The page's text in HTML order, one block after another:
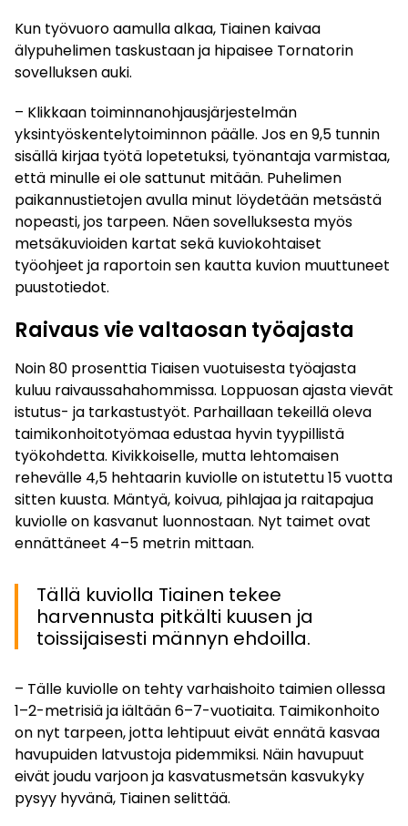
Kun työvuoro aamulla alkaa, Tiainen kaivaa
älypuhelimen taskustaan ja hipaisee Tornatorin
sovelluksen auki.
– Klikkaan toiminnanohjausjärjestelmän
yksintyöskentelytoiminnon päälle. Jos en 9,5 tunnin
sisällä kirjaa työtä lopetetuksi, työnantaja varmistaa,
että minulle ei ole sattunut mitään. Puhelimen
paikannustietojen avulla minut löydetään metsästä
nopeasti, jos tarpeen. Näen sovelluksesta myös
metsäkuvioiden kartat sekä kuviokohtaiset
työohjeet ja raportoin sen kautta kuvion muuttuneet
puustotiedot.
Raivaus vie valtaosan työajasta
Noin 80 prosenttia Tiaisen vuotuisesta työajasta
kuluu raivaussahahommissa. Loppuosan ajasta vievät
istutus- ja tarkastustyöt. Parhaillaan tekeillä oleva
taimikonhoitotyömaa edustaa hyvin tyypillistä
työkohdetta. Kivikkoiselle, mutta lehtomaisen
rehevälle 4,5 hehtaarin kuviolle on istutettu 15 vuotta
sitten kuusta. Mäntyä, koivua, pihlajaa ja raitapajua
kuviolle on kasvanut luonnostaan. Nyt taimet ovat
ennättäneet 4–5 metrin mittaan.
Tällä kuviolla Tiainen tekee
harvennusta pitkälti kuusen ja
toissijaisesti männyn ehdoilla.
– Tälle kuviolle on tehty varhaishoito taimien ollessa
1–2-metrisiä ja iältään 6–7-vuotiaita. Taimikonhoito
on nyt tarpeen, jotta lehtipuut eivät ennätä kasvaa
havupuiden latvustoja pidemmiksi. Näin havupuut
eivät joudu varjoon ja kasvatusmetsän kasvukyky
pysyy hyvänä, Tiainen selittää.